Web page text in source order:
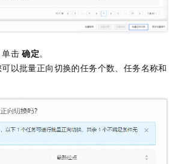
单击确定。
以批量正向切换的任务个数、任务名称和